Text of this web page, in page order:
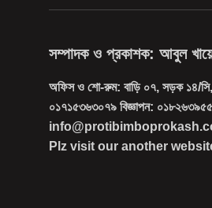
সম্পাদক ও প্রকাশক: আবুল
অফিস ও শো-রুম: বাড়ি ০৭, সড়ক ১৪/সি,
০১৭১৫৩৬৩০৭৯ বিজ্ঞাপন:
Plz visit our another